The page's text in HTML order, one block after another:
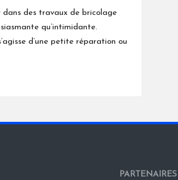
dans des travaux de bricolage
qu’intimidante.
d’une petite réparation ou
PARTENAIRES